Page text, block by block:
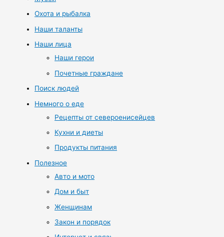
Охота и рыбалка
Наши таланты
Наши лица
Наши герои
Почетные граждане
Поиск людей
Немного о еде
Рецепты от североенисейцев
Кухни и диеты
Продукты питания
Полезное
Авто и мото
Дом и быт
Женщинам
Закон и порядок